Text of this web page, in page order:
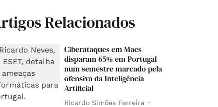
Relacionados
Ciberataques em Macs
disparam 65% em Portugal
num semestre marcado pela
ofensiva da Inteligência
Artificial
Ricardo Simões Ferreira